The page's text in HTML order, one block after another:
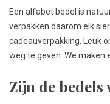
Een alfabet bedel is
verpakken daarom elk
cadeauverpakking. Leuk
weg te geven. We maken
Zijn de bedels